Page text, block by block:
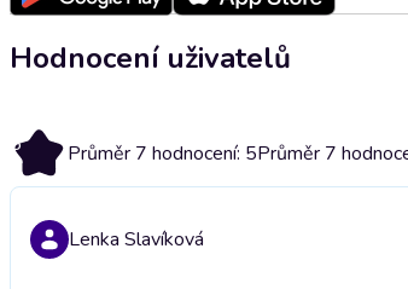
Hodnocení uživatelů
5 Průměr 7 hodnocení: 5Průměr 7
Lenka Slavíková